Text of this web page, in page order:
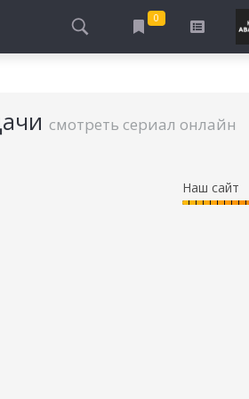
СПЕЦСЛУЖБЫ
ПРО ШКОЛУ, ПОДРОСТКОВ
0
БУДУ СМОТРЕТЬ
смотреть сериал онлайн
Наш сайт